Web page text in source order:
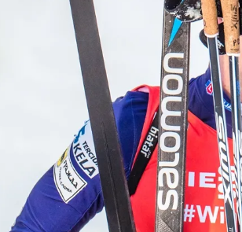
Curling
Dostihy
Florbal
Futsal
Golf
Gymnastika